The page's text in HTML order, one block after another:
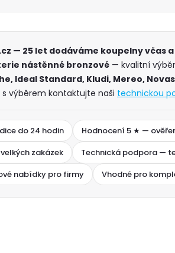
— 25 let dodáváme koupelny včas
nástěnné bronzové — kvalitní
Ideal Standard, Kludi, Mereo,
výběrem kontaktujte naši technickou
do 24 hodin Hodnocení 5 ★ —
zakázek
Technická podpora —
nabídky pro firmy
Vhodné pro